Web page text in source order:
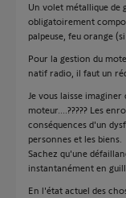
Un volet métallique de
obligatoirement
palpeuse, feu orange
Pour la gestion du
natif radio, il faut un
Je vous laisse
moteur....????? Les
conséquences d'un
personnes et les biens.
Sachez qu'une
instantanément en
En l'état actuel des